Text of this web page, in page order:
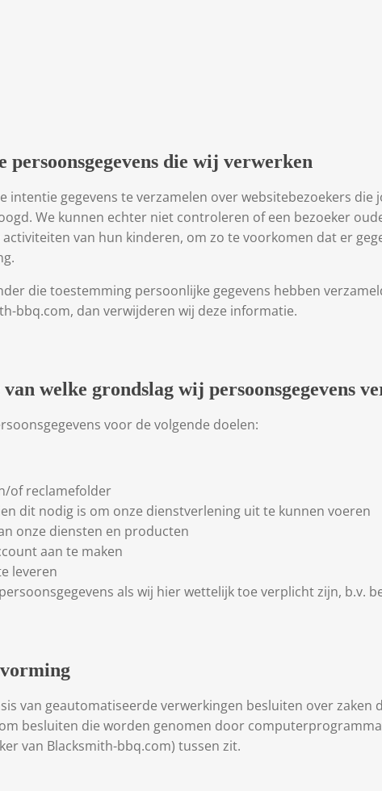
persoonsgegevens die wij verwerken
intentie gegevens te verzamelen over websitebezoekers die
We kunnen echter niet controleren of een bezoeker
van hun kinderen, om zo te voorkomen dat er
die toestemming persoonlijke gegevens hebben
bbq.com, dan verwijderen wij deze informatie.
welke grondslag wij persoonsgegevens
voor de volgende doelen:
of reclamefolder
dit nodig is om onze dienstverlening uit te kunnen voeren
onze diensten en producten
aan te maken
leveren
als wij hier wettelijk toe verplicht zijn, b.v.
van geautomatiseerde verwerkingen besluiten over zaken
besluiten die worden genomen door
van Blacksmith-bbq.com) tussen zit.